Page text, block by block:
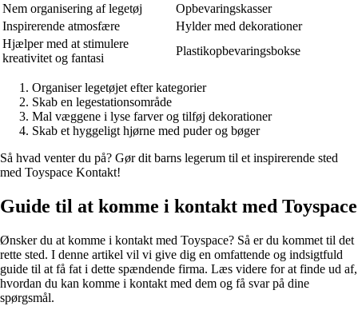
Nem organisering af legetøj
Opbevaringskasser
Inspirerende atmosfære
Hylder med dekorationer
Hjælper med at stimulere
kreativitet og fantasi
Plastikopbevaringsbokse
Organiser legetøjet efter kategorier
Skab en legestationsområde
Mal væggene i lyse farver og tilføj dekorationer
Skab et hyggeligt hjørne med puder og bøger
Så hvad venter du på? Gør dit barns legerum til et inspirerende sted
med Toyspace Kontakt!
Guide til at komme i kontakt med Toyspace
Ønsker du at komme i kontakt med Toyspace? Så er du kommet til det
rette sted. I denne artikel vil vi give dig en omfattende og indsigtfuld
guide til at få fat i dette spændende firma. Læs videre for at finde ud af,
hvordan du kan komme i kontakt med dem og få svar på dine
spørgsmål.